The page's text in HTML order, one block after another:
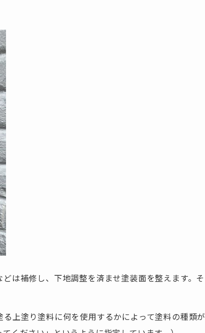
は補修し、下地調整を済ませ塗装面を整えます。そ
上塗り塗料に何を使用するかによって塗料の種類が